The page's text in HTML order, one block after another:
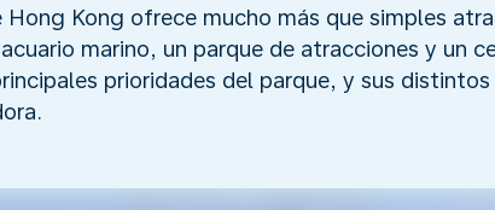
Kong ofrece mucho más que simples
marino, un parque de atracciones y un
prioridades del parque, y sus